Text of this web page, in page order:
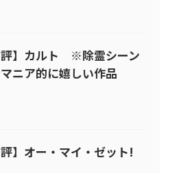
評】カルト ※除霊シーン
ニア的に嬉しい作品
評】オー・マイ・ゼット!